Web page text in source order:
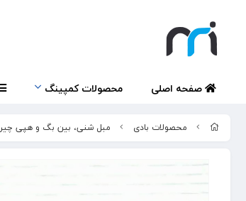
صفحه اصلی محصولات کمپینگ
محصولات بادی مبل شنی، بین بگ و هپی چیر